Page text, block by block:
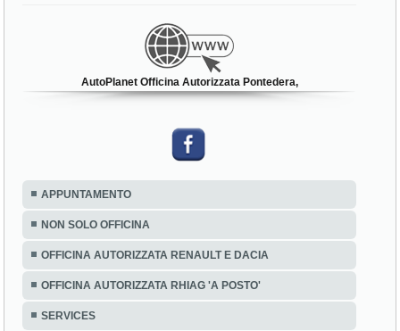
AutoPlanet Officina Autorizzata Pontedera,
APPUNTAMENTO
NON SOLO OFFICINA
OFFICINA AUTORIZZATA RENAULT E DACIA
OFFICINA AUTORIZZATA RHIAG 'A POSTO'
SERVICES